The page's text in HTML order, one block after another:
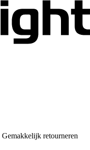
Gemakkelijk retourneren